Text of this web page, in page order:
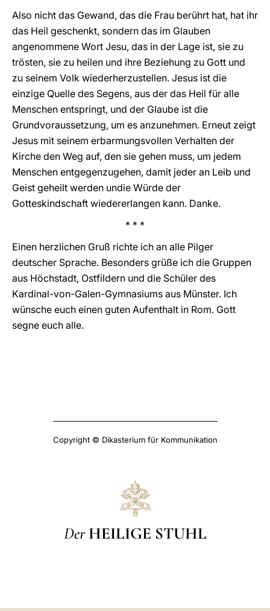
Also nicht das Gewand, das die Frau berührt hat, hat ihr
das Heil geschenkt, sondern das im Glauben
angenommene Wort Jesu, das in der Lage ist, sie zu
trösten, sie zu heilen und ihre Beziehung zu Gott und
zu seinem Volk wiederherzustellen. Jesus ist die
einzige Quelle des Segens, aus der das Heil für alle
Menschen entspringt, und der Glaube ist die
Grundvoraussetzung, um es anzunehmen. Erneut zeigt
Jesus mit seinem erbarmungsvollen Verhalten der
Kirche den Weg auf, den sie gehen muss, um jedem
Menschen entgegenzugehen, damit jeder an Leib und
Geist geheilt werden undie Würde der
Gotteskindschaft wiedererlangen kann. Danke.
* * *
Einen herzlichen Gruß richte ich an alle Pilger
deutscher Sprache. Besonders grüße ich die Gruppen
aus Höchstadt, Ostfildern und die Schüler des
Kardinal-von-Galen-Gymnasiums aus Münster. Ich
wünsche euch einen guten Aufenthalt in Rom. Gott
segne euch alle.
Copyright © Dikasterium für Kommunikation
Der HEILIGE STUHL